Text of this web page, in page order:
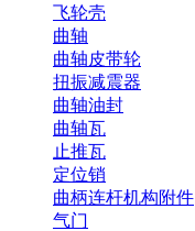
飞轮壳
曲轴
曲轴皮带轮
扭振减震器
曲轴油封
曲轴瓦
止推瓦
定位销
曲柄连杆机构附件
气门